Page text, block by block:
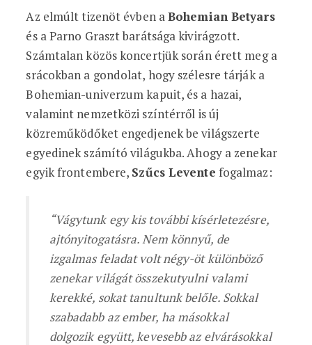
Az elmúlt tizenöt évben aBohemian Betyars
és a Parno Graszt barátsága kivirágzott.
Számtalan közös koncertjük során érett meg a
srácokban a gondolat, hogy szélesre tárják a
Bohemian-univerzum kapuit, és a hazai,
valamint nemzetközi színtérről is új
közreműködőket engedjenek be világszerte
egyedinek számító világukba. Ahogy a zenekar
egyik frontembere, Szűcs Levente fogalmaz:
“Vágytunk egy kis további kísérletezésre,
ajtónyitogatásra. Nem könnyű, de
izgalmas feladat volt négy-öt különböző
zenekar világát összekutyulni valami
kerekké, sokat tanultunk belőle. Sokkal
szabadabb az ember, ha másokkal
dolgozik együtt, kevesebb az elvárásokkal